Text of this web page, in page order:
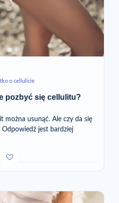
o cellulicie
pozbyć się cellulitu?
można usunąć. Ale czy da się
Odpowiedź jest bardziej